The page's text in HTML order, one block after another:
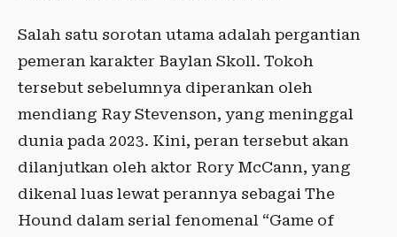
Salah satu sorotan utama adalah pergantian
pemeran karakter Baylan Skoll. Tokoh
tersebut sebelumnya diperankan oleh
mendiang Ray Stevenson, yang meninggal
dunia pada 2023. Kini, peran tersebut akan
dilanjutkan oleh aktor Rory McCann, yang
dikenal luas lewat perannya sebagai The
Hound dalam serial fenomenal “Game of